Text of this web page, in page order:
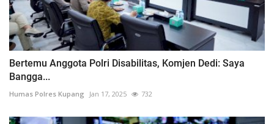
Bertemu Anggota Polri Disabilitas, Komjen Dedi: Saya
Bangga...
Humas Polres Kupang Jan 17, 2025 732